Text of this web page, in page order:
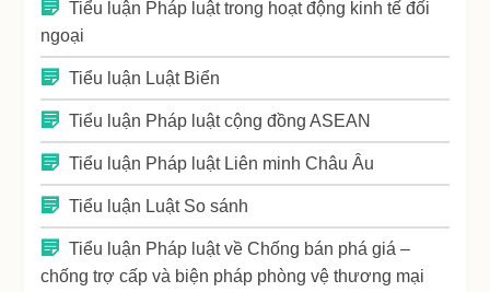
Tiểu luận Pháp luật trong hoạt động kinh tế đối
ngoại
Tiểu luận Luật Biển
Tiểu luận Pháp luật cộng đồng ASEAN
Tiểu luận Pháp luật Liên minh Châu Âu
Tiểu luận Luật So sánh
Tiểu luận Pháp luật về Chống bán phá giá –
chống trợ cấp và biện pháp phòng vệ thương mại